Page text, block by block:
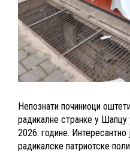
Непознати починиоци
радикалне странке у Шапцу
2026. године. Интересантно
радикалске патриотске